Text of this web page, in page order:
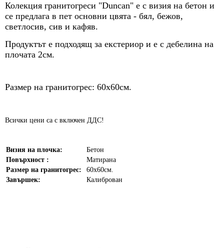
Колекция гранитогреси "Duncan" е с визия на бетон и
се предлага в пет основни цвята - бял, бежов,
светлосив, сив и кафяв.
Продуктът е подходящ за екстериор и е с дебелина на
плочата 2см.
Размер на гранитогрес: 60х60см.
Всички цени са с включен ДДС!
Визия на плочка:
Бетон
Повърхност :
Матирана
Размер на гранитогрес:
60х60см.
Завършек:
Калиброван